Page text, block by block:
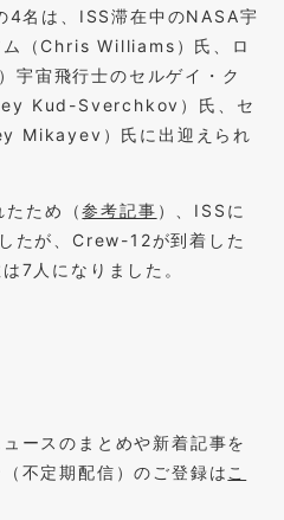
名は、ISS滞在中のNASA宇
ム（Chris Williams）氏、ロ
宇宙飛行士のセルゲイ・ク
Kud-Sverchkov）氏、セ
Mikayev）氏に出迎えられ
たため（参考記事 ）、ISSに
たが、Crew-12が到着した
7人になりました。
ュースのまとめや新着記事を
不定期配信）のご登録は こ